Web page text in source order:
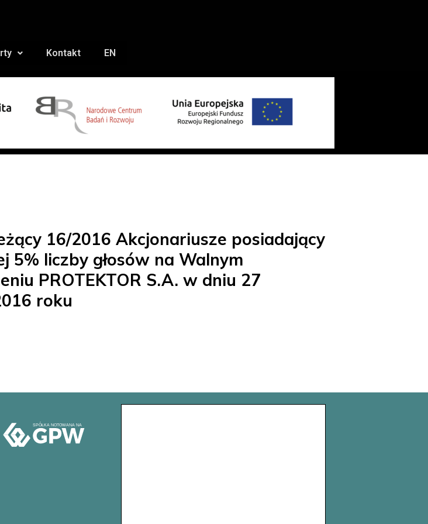
Kontakt EN
16/2016 Akcjonariusze posiadający
5% liczby głosów na Walnym
PROTEKTOR S.A. w dniu 27
roku